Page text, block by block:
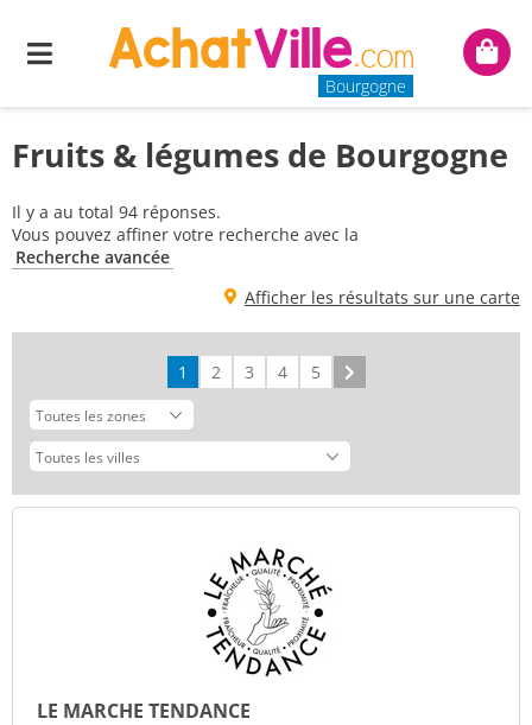
Menu
Bourgogne
Mon
Fruits & légumes de Bourgogne
Il y a au total 94 réponses.
Vous pouvez affiner votre recherche avec la
Recherche avancée
Afficher les résultats sur une carte
1 2 3 4 5
LE MARCHE TENDANCE